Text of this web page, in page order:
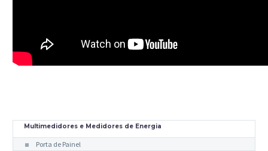
Multimedidores e Medidores de Energia
Porta de Painel